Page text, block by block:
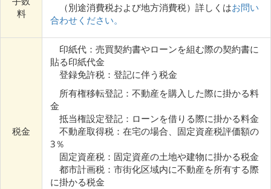
料
（別途消費税および地方消費税）詳しくはお問い
合わせください。
税金
印紙代：売買契約書やローンを組む際の契約書に
貼る印紙代金
登録免許税：登記に伴う税金
所有権移転登記：不動産を購入した際に掛かる料
金
抵当権設定登記：ローンを借りる際に掛かる料金
不動産取得税：在宅の場合、固定資産税評価額の
3％
固定資産税：固定資産の土地や建物に掛かる税金
都市計画税：市街化区域内に不動産を所有する際
に掛かる税金